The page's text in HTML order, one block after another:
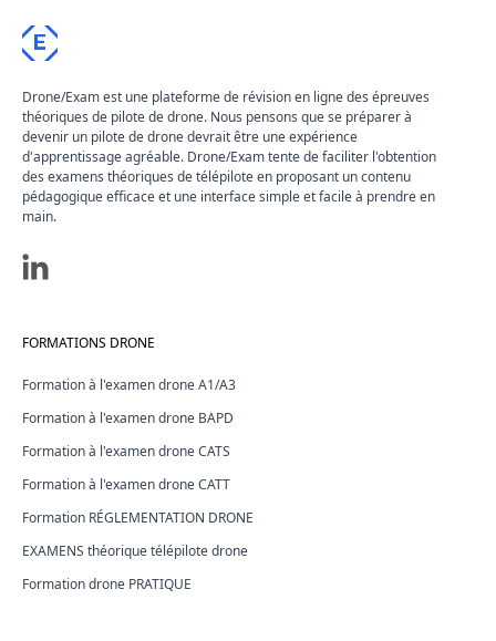
E
Drone/Exam est une plateforme de révision en ligne des épreuves
théoriques de pilote de drone. Nous pensons que se préparer à
devenir un pilote de drone devrait être une expérience
d'apprentissage agréable. Drone/Exam tente de faciliter l'obtention
des examens théoriques de télépilote en proposant un contenu
pédagogique efficace et une interface simple et facile à prendre en
main.
FORMATIONS DRONE
Formation à l'examen drone A1/A3
Formation à l'examen drone BAPD
Formation à l'examen drone CATS
Formation à l'examen drone CATT
Formation RÉGLEMENTATION DRONE
EXAMENS théorique télépilote drone
Formation drone PRATIQUE